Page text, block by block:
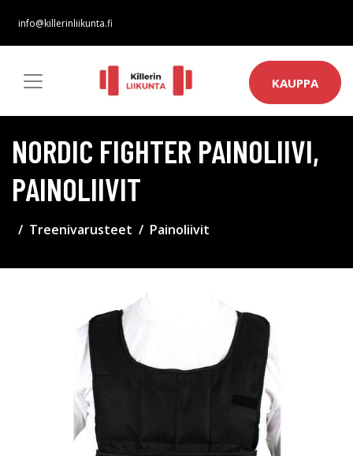
info@killerinliikunta.fi
KAUPPA
NORDIC FIGHTER PAINOLIIVI,
PAINOLIIVIT
Treenivarusteet Painoliivit